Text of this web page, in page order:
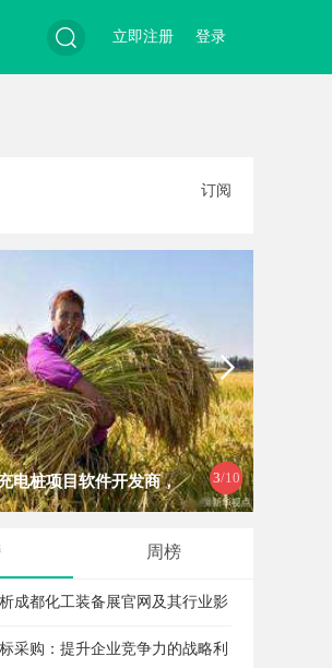
登录
立即注册
订阅
4/10
商， 探索分类信息网的多元化
周榜
成都化工装备展官网及其行业影
采购：提升企业竞争力的战略利